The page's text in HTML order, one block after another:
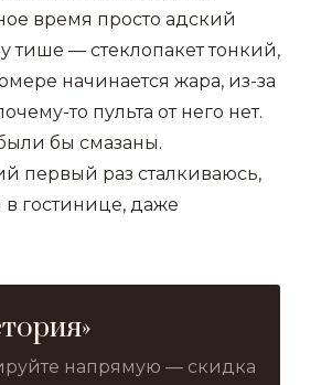
время просто адский
тише — стеклопакет тонкий,
начинается жара, из-за
то пульта от него нет.
бы смазаны.
первый раз сталкиваюсь,
в гостинице, даже
напрямую — скидка